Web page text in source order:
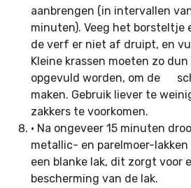
aanbrengen (in intervallen
minuten). Veeg het borsteltje
de verf er niet af druipt, en
Kleine krassen moeten zo
opgevuld worden, om de
maken. Gebruik liever te
zakkers te voorkomen.
• Na ongeveer 15 minuten
metallic- en parelmoer-
een blanke lak, dit zorgt voor
bescherming van de lak.